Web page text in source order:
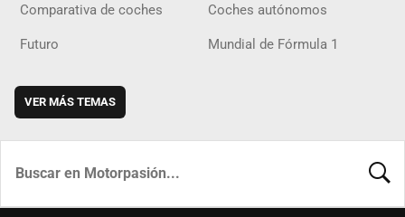
Comparativa de coches Coches autónomos
Futuro Mundial de Fórmula 1
VER MÁS TEMAS